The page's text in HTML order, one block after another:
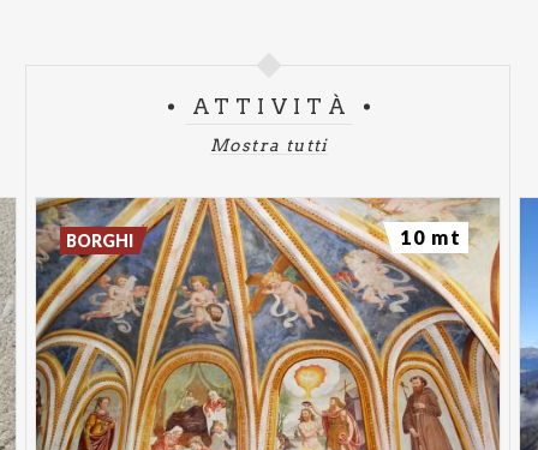
ATTIVITÀ
Mostra tutti
BORGHI 10 mt